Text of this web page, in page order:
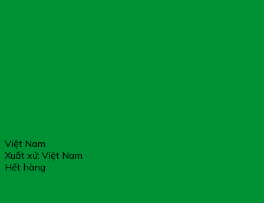
Việt Nam
Xuất xứ: Việt Nam
Hết hàng